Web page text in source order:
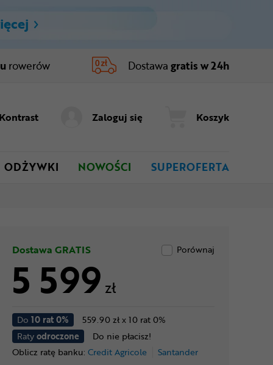
rowerów Dostawa gratis w 24h
Zaloguj się Koszyk
ODŻYWKI NOWOŚCI SUPEROFERTA
Dostawa GRATIS Porównaj
5 599 zł
Do 10 rat 0%
559.90 zł x 10 rat 0%
Ratyodroczone
Do nie płacisz!
Oblicz ratę banku: Credit Agricole
Santander